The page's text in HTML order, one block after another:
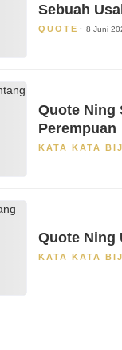
Sebuah
QUOTE 8 Juni
Quote Ning
Perempuan
KATA KATA
Quote Ning
KATA KATA